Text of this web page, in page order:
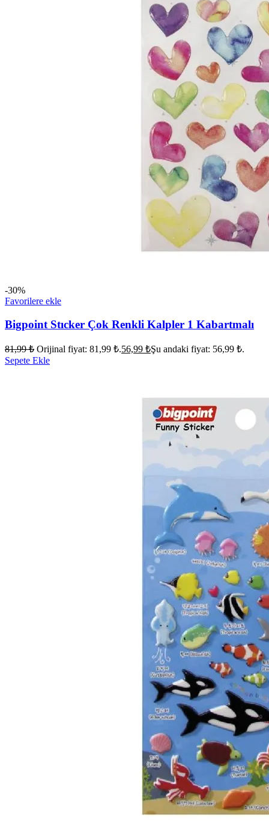
-30%
Favorilere ekle
Bigpoint Stıcker Çok Renkli Kalpler 1 Kabartmalı
81,99₺ Orijinal fiyat: 81,99 ₺.56,99 ₺Şu andaki fiyat: 56,99 ₺.
Sepete Ekle